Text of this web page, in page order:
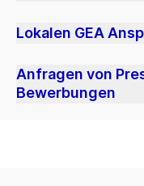
Lokalen GEA
Anfragen von
Bewerbungen